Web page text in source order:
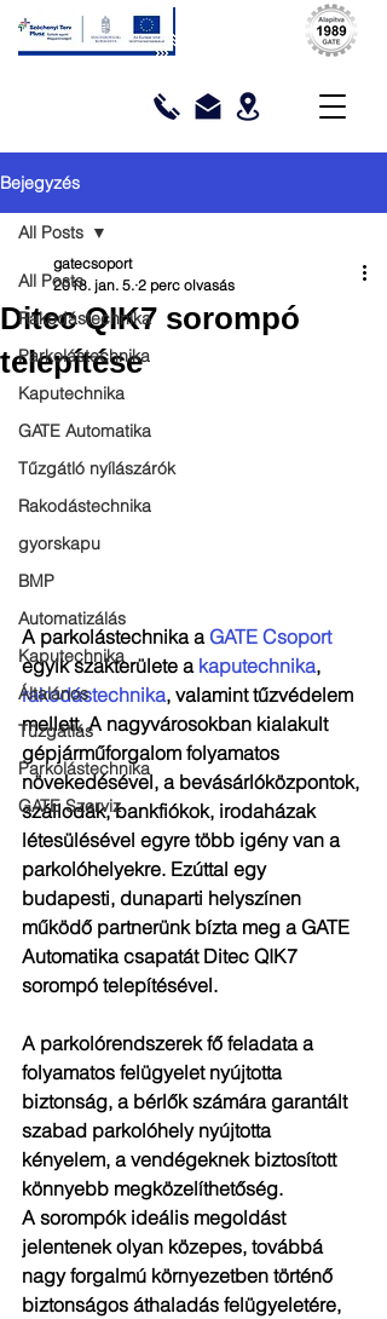
Bejegyzés
All Posts
Rakodástechnika
Parkolástechnika
Kaputechnika
GATE Automatika
Tűzgátló nyílászárók
Rakodástechnika
gyorskapu
BMP
Automatizálás
Kaputechnika
Általános
Tűzgátlás
Parkolástechnika
GATE Szerviz
All Posts
Ditec QIK7 sorompó
telepítése
gatecsoport
2018. jan. 5. 2 perc olvasás
A parkolástechnika a GATE Csoport
egyik szakterülete a kaputechnika,
rakodástechnika, valamint tűzvédelem
mellett. A nagyvárosokban kialakult
gépjárműforgalom folyamatos
növekedésével, a bevásárlóközpontok,
szállodák, bankfiókok, irodaházak
létesülésével egyre több igény van a
parkolóhelyekre. Ezúttal egy
budapesti, dunaparti helyszínen
működő partnerünk bízta meg a GATE
Automatika csapatát Ditec QIK7
sorompó telepítésével.
A parkolórendszerek fő feladata a
folyamatos felügyelet nyújtotta
biztonság, a bérlők számára garantált
szabad parkolóhely nyújtotta
kényelem, a vendégeknek biztosított
könnyebb megközelíthetőség.
A sorompók ideális megoldást
jelentenek olyan közepes, továbbá
nagy forgalmú környezetben történő
biztonságos áthaladás felügyeletére,